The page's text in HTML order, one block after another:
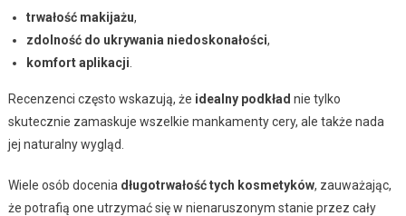
trwałość makijażu,
zdolność do ukrywania niedoskonałości,
komfort aplikacji
Recenzenci często wskazują, że idealny podkład nie tylko
skutecznie zamaskuje wszelkie mankamenty cery, ale także nada
jej naturalny wygląd.
Wiele osób docenia długotrwałość tych kosmetyków, zauważając,
że potrafią one utrzymać się w nienaruszonym stanie przez cały